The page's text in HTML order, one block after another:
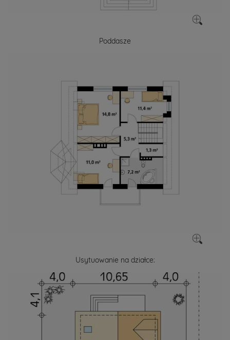
Poddasze
Usytuowanie na działce: